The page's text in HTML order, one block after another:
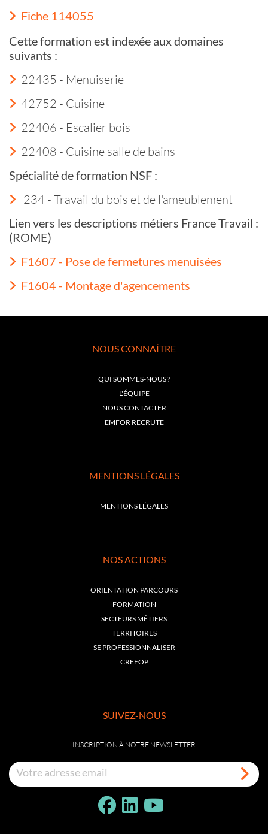
Fiche 114055
Cette formation est indexée aux domaines
suivants :
22435 - Menuiserie
42752 - Cuisine
22406 - Escalier bois
22408 - Cuisine salle de bains
Spécialité de formation NSF :
234 - Travail du bois et de l'ameublement
Lien vers les descriptions métiers France Travail :
(ROME)
F1607 - Pose de fermetures menuisées
F1604 - Montage d'agencements
NOUS CONNAÎTRE
QUI SOMMES-NOUS ?
L'ÉQUIPE
NOUS CONTACTER
EMFOR RECRUTE
MENTIONS LÉGALES
MENTIONS LÉGALES
NOS ACTIONS
ORIENTATION PARCOURS
FORMATION
SECTEURS MÉTIERS
TERRITOIRES
SE PROFESSIONNALISER
CREFOP
SUIVEZ-NOUS
INSCRIPTION À NOTRE NEWSLETTER